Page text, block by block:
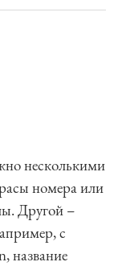
несколькими
номера или
Другой –
с
название